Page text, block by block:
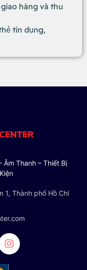
hàng và thu
tín dụng,
Âm Thanh – Thiết Bị
1, Thành phố Hồ Chí